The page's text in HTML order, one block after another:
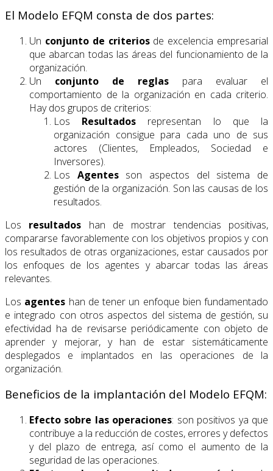
El Modelo EFQM consta de dos partes:
Un conjunto de criteriosde excelencia empresarial
que abarcan todas las áreas del funcionamiento de la
organización.
Un conjunto de reglas para evaluar el
comportamiento de la organización en cada criterio.
Hay dos grupos de criterios:
Los Resultados representan lo que la
organización consigue para cada uno de sus
actores (Clientes, Empleados, Sociedad e
Inversores).
Los Agentesson aspectos del sistema de
gestión de la organización. Son las causas de los
resultados.
Los resultados han de mostrar tendencias positivas,
compararse favorablemente con los objetivos propios y con
los resultados de otras organizaciones, estar causados por
los enfoques de los agentes y abarcar todas las áreas
relevantes.
Los agentes han de tener un enfoque bien fundamentado
e integrado con otros aspectos del sistema de gestión, su
efectividad ha de revisarse periódicamente con objeto de
aprender y mejorar, y han de estar sistemáticamente
desplegados e implantados en las operaciones de la
organización.
Beneficios de la implantación del Modelo EFQM:
Efecto sobre las operaciones: son positivos ya que
contribuye a la reducción de costes, errores y defectos
y del plazo de entrega, así como el aumento de la
seguridad de las operaciones.